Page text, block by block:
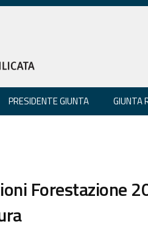
PRESIDENTE GIUNTA GIUNTA
Forestazione